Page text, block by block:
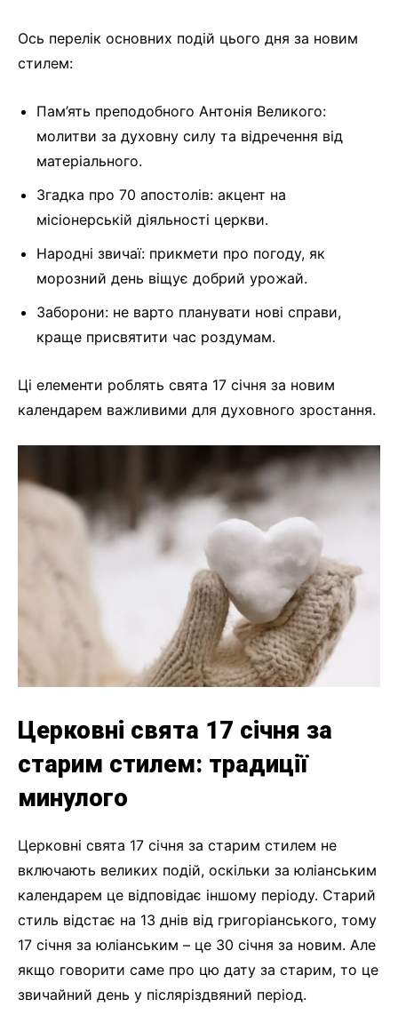
Ось перелік основних подій цього дня за новим
стилем:
Пам’ять преподобного Антонія Великого:
молитви за духовну силу та відречення від
матеріального.
Згадка про 70 апостолів: акцент на
місіонерській діяльності церкви.
Народні звичаї: прикмети про погоду, як
морозний день віщує добрий урожай.
Заборони: не варто планувати нові справи,
краще присвятити час роздумам.
Ці елементи роблять свята 17 січня за новим
календарем важливими для духовного зростання.
Церковні свята 17 січня за
старим стилем: традиції
минулого
Церковні свята 17 січня за старим стилем не
включають великих подій, оскільки за юліанським
календарем це відповідає іншому періоду. Старий
стиль відстає на 13 днів від григоріанського, тому
17 січня за юліанським – це 30 січня за новим. Але
якщо говорити саме про цю дату за старим, то це
звичайний день у післяріздвяний період.